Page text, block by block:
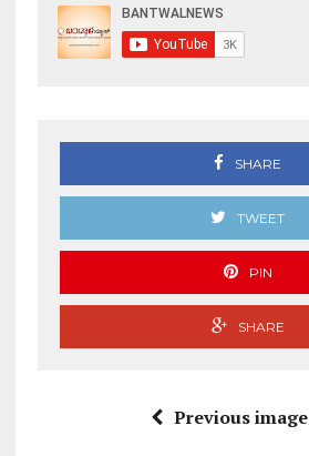
SHARE
TWEET
PIN
SHARE
Previous image